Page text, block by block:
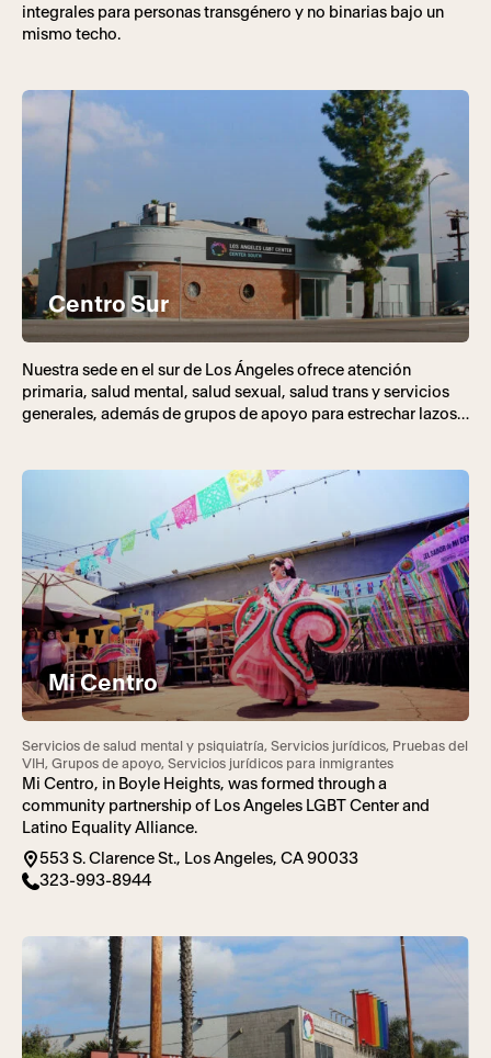
integrales para personas transgénero y no binarias bajo un
mismo techo.
Centro Sur
Nuestra sede en el sur de Los Ángeles ofrece atención
primaria, salud mental, salud sexual, salud trans y servicios
generales, además de grupos de apoyo para estrechar lazos
Mi Centro
Servicios de salud mental y psiquiatría, Servicios jurídicos, Pruebas del
VIH, Grupos de apoyo, Servicios jurídicos para inmigrantes
Mi Centro, in Boyle Heights, was formed through a
community partnership of Los Angeles LGBT Center and
Latino Equality Alliance.
553 S. Clarence St., Los Angeles, CA 90033
323-993-8944